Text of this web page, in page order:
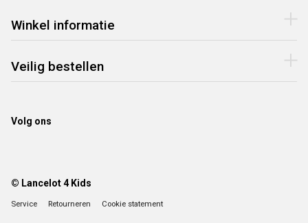
Winkel informatie
Veilig bestellen
Volg ons
© Lancelot 4 Kids
Service Retourneren Cookie statement